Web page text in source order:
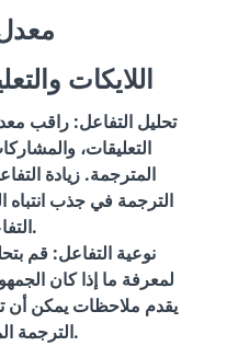
اللايكات
تحليل التفاعل: راقب
التعليقات،
المترجمة. زيادة
الترجمة في جذب انتباه
التفاعل.
نوعية التفاعل: قم
لمعرفة ما إذا كان
يقدم ملاحظات يمكن
الترجمة المستقبلية.